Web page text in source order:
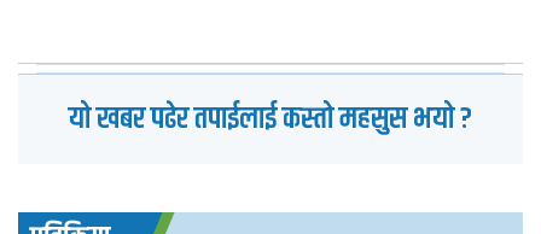
यो खबर पढेर तपाईलाई कस्तो महसुस भयो ?